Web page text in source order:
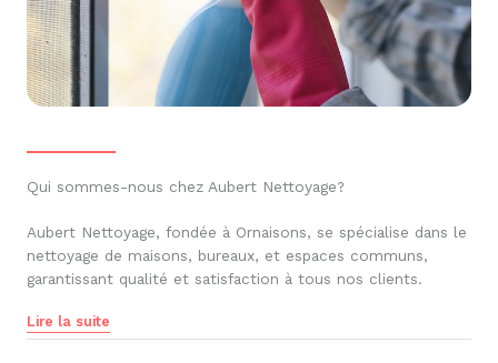
Qui sommes-nous chez Aubert Nettoyage?
Aubert Nettoyage, fondée à Ornaisons, se spécialise dans le
nettoyage de maisons, bureaux, et espaces communs,
garantissant qualité et satisfaction à tous nos clients.
Lire la suite